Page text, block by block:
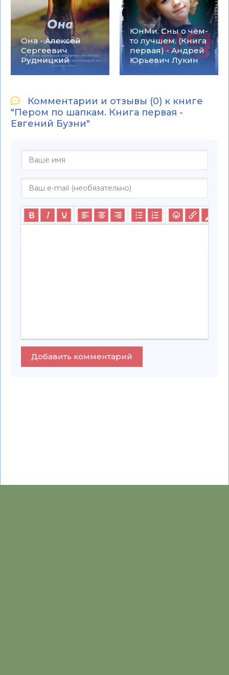
Она - Алексей
Сергеевич
Рудницкий
ЮнМи. Сны о чём-
то лучшем. (Книга
первая) - Андрей
Юрьевич Лукин
Комментарии и отзывы (0) к книге
"Пером по шапкам. Книга первая -
Евгений Бузни"
Добавить комментарий